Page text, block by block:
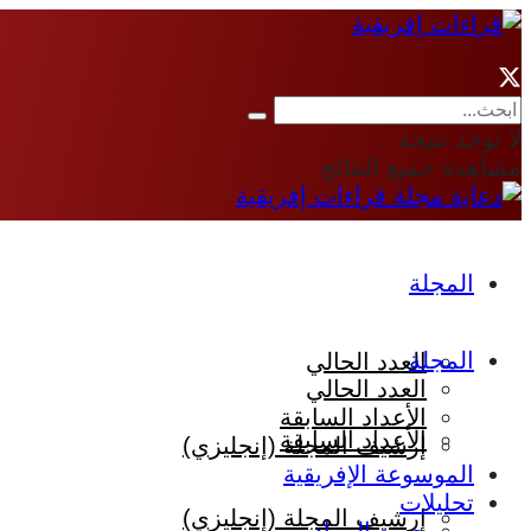
لا توجد نتيجة
مشاهدة جميع النتائج
المجلة
العدد الحالي
الأعداد السابقة
إرشيف المجلة (إنجليزي)
المجلة
العدد الحالي
الأعداد السابقة
إرشيف المجلة (إنجليزي)
الموسوعة الإفريقية
تحليلات